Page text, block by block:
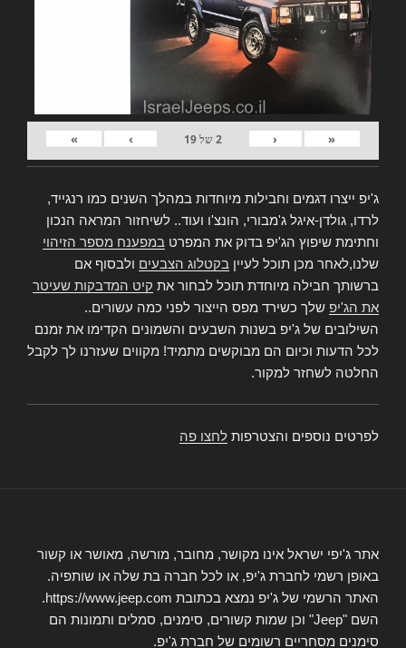
«
‹
2של19
›
»
ג'יפ ייצרו דגמים וחבילות מיוחדות במהלך השנים כמו רנגייד,
לרדו, גולדן-איגל ג'מבורי, הונצ'ו ועוד.. לשיחזור המראה הנכון
וחתימת שיפוץ הג'יפ בדוק את המפרט במפענח מספר הזיהוי
שלנו,לאחר מכן תוכל לעיין בקטלוג הצבעים ולבסוף אם
ברשותך חבילה מיוחדת תוכל לבחור את קיט המדבקות שעיטר
את הג'יפ שלך כשירד מפס הייצור לפני כמה עשורים..
השילובים של ג'יפ בשנות השבעים והשמונים הקדימו את זמנם
לכל הדעות וכיום הם מבוקשים מתמיד! מקווים שעזרנו לך לקבל
החלטה לשחזר למקור.
לפרטים נוספים והצטרפות לחצו פה
אתר ג'יפי ישראל אינו מקושר, מחובר, מורשה, מאושר או קשור
באופן רשמי לחברת ג'יפ, או לכל חברה בת שלה או שותפיה.
האתר הרשמי של ג'יפ נמצא בכתובת https://www.jeep.com.
השם "Jeep" וכן שמות קשורים, סימנים, סמלים ותמונות הם
סימנים מסחריים רשומים של חברת ג'יפ.